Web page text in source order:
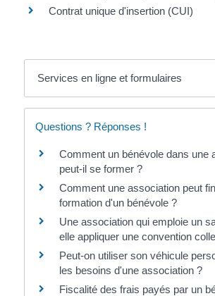
Contrat unique d'insertion (CUI)
Services en ligne et formulaires
Questions ? Réponses !
Comment un bénévole dans une
peut-il se former ?
Comment une association peut
formation d'un bénévole ?
Une association qui emploie un
elle appliquer une convention
Peut-on utiliser son véhicule
les besoins d'une association ?
Fiscalité des frais payés par un